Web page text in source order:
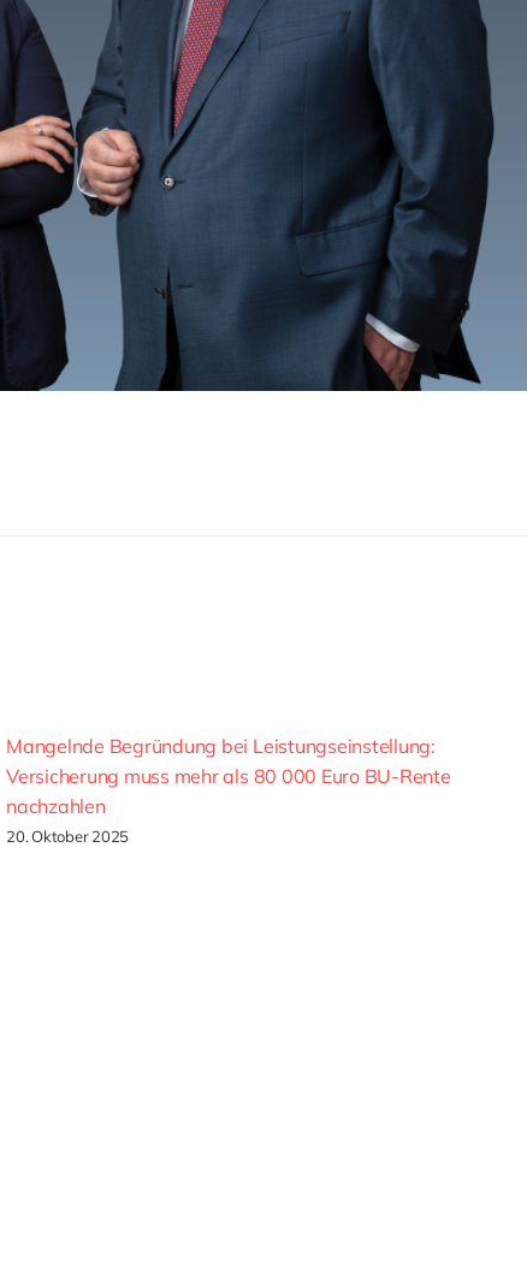
Mangelnde Begründung bei Leistungseinstellung:
Versicherung muss mehr als 80 000 Euro BU-Rente
nachzahlen
20. Oktober 2025